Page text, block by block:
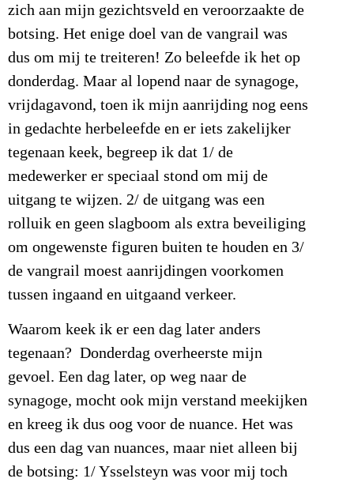
zich aan mijn gezichtsveld en veroorzaakte de
botsing. Het enige doel van de vangrail was
dus om mij te treiteren! Zo beleefde ik het op
donderdag. Maar al lopend naar de synagoge,
vrijdagavond, toen ik mijn aanrijding nog eens
in gedachte herbeleefde en er iets zakelijker
tegenaan keek, begreep ik dat 1/ de
medewerker er speciaal stond om mij de
uitgang te wijzen. 2/ de uitgang was een
rolluik en geen slagboom als extra beveiliging
om ongewenste figuren buiten te houden en 3/
de vangrail moest aanrijdingen voorkomen
tussen ingaand en uitgaand verkeer.
Waarom keek ik er een dag later anders
tegenaan? Donderdag overheerste mijn
gevoel. Een dag later, op weg naar de
synagoge, mocht ook mijn verstand meekijken
en kreeg ik dus oog voor de nuance. Het was
dus een dag van nuances, maar niet alleen bij
de botsing: 1/ Ysselsteyn was voor mij toch